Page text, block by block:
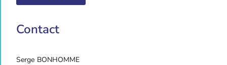
Contact
Serge BONHOMME